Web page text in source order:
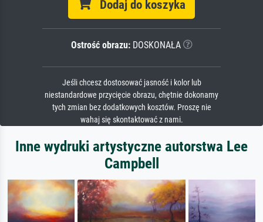
Dodaj do koszyka
Ostrość obrazu:DOSKONAŁA
Jeśli chcesz dostosować jasność i kolor lub
niestandardowe przycięcie obrazu, chętnie dokonamy
tych zmian bez dodatkowych kosztów. Proszę nie
wahaj się skontaktować z nami.
Inne wydruki artystyczne autorstwa Lee
Campbell